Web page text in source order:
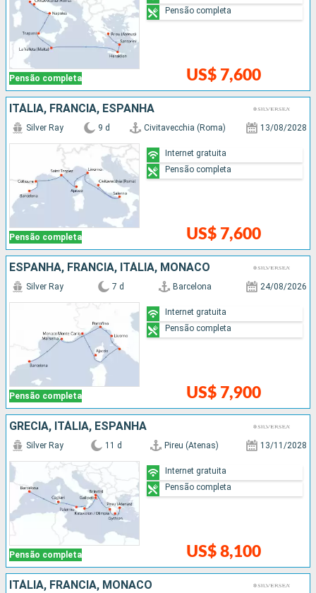
Pensão completa US$ 7,600
Pensão completa
ITÁLIA, FRANCIA, ESPANHA
Pensão completa
Silver Ray 9 d Civitavecchia (Roma) 13/08/2028
US$ 7,600
Internet gratuita
Pensão completa
ESPANHA, FRANCIA, ITÁLIA, MÔNACO
Pensão completa
Silver Ray 7 d Barcelona 24/08/2026
US$ 7,900
Internet gratuita
Pensão completa
GRÉCIA, ITÁLIA, ESPANHA
Pensão completa
Silver Ray 11 d Pireu (Atenas) 13/11/2028
US$ 8,100
Internet gratuita
Pensão completa
ITÁLIA, FRANCIA, MÔNACO